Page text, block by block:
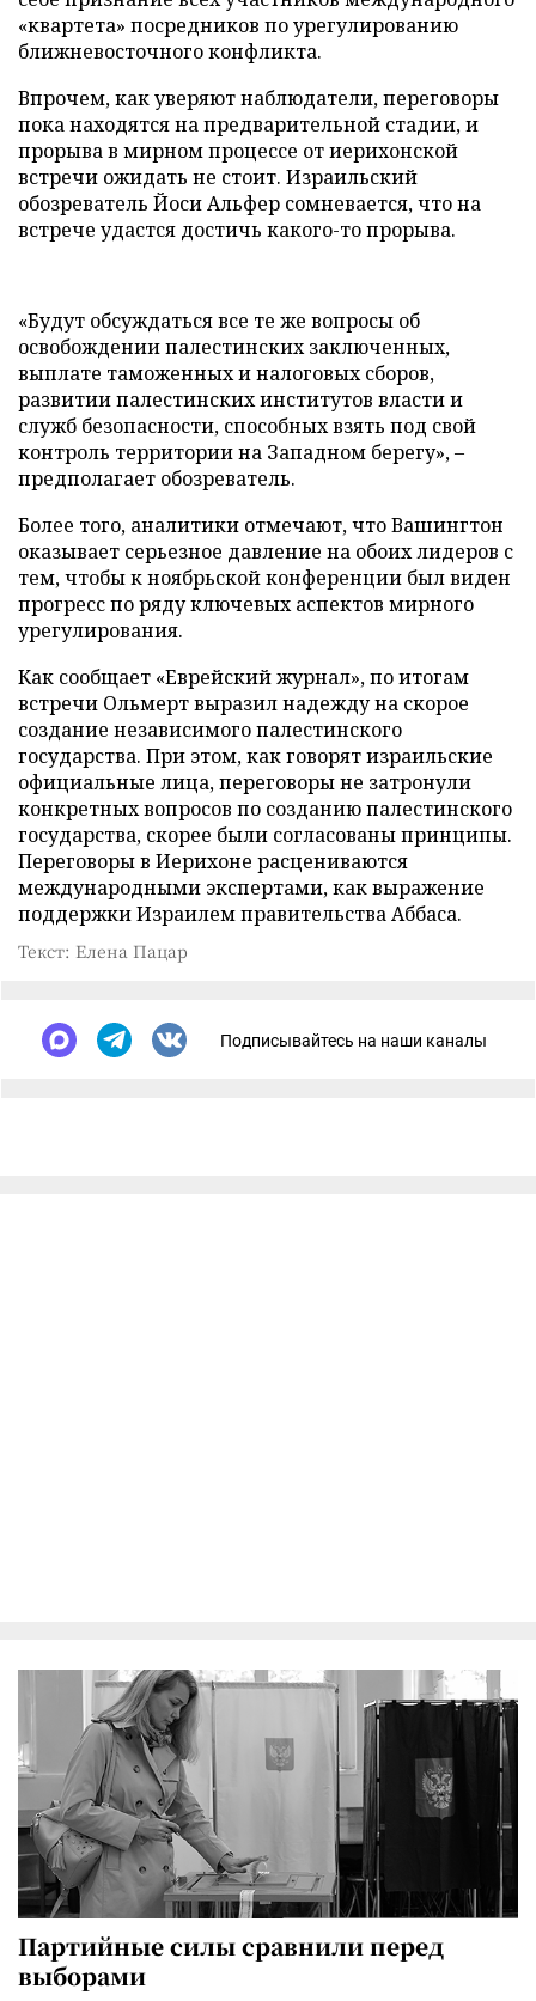
«квартета» посредников по урегулированию
ближневосточного конфликта.
Впрочем, как уверяют наблюдатели, переговоры
пока находятся на предварительной стадии, и
прорыва в мирном процессе от иерихонской
встречи ожидать не стоит. Израильский
обозреватель Йоси Альфер сомневается, что на
встрече удастся достичь какого-то прорыва.
«Будут обсуждаться все те же вопросы об
освобождении палестинских заключенных,
выплате таможенных и налоговых сборов,
развитии палестинских институтов власти и
служб безопасности, способных взять под свой
контроль территории на Западном берегу», –
предполагает обозреватель.
Более того, аналитики отмечают, что Вашингтон
оказывает серьезное давление на обоих лидеров с
тем, чтобы к ноябрьской конференции был виден
прогресс по ряду ключевых аспектов мирного
урегулирования.
Как сообщает «Еврейский журнал», по итогам
встречи Ольмерт выразил надежду на скорое
создание независимого палестинского
государства. При этом, как говорят израильские
официальные лица, переговоры не затронули
конкретных вопросов по созданию палестинского
государства, скорее были согласованы принципы.
Переговоры в Иерихоне расцениваются
международными экспертами, как выражение
поддержки Израилем правительства Аббаса.
Текст: Елена Пацар
Подписывайтесь на наши каналы
Партийные силы сравнили перед
выборами